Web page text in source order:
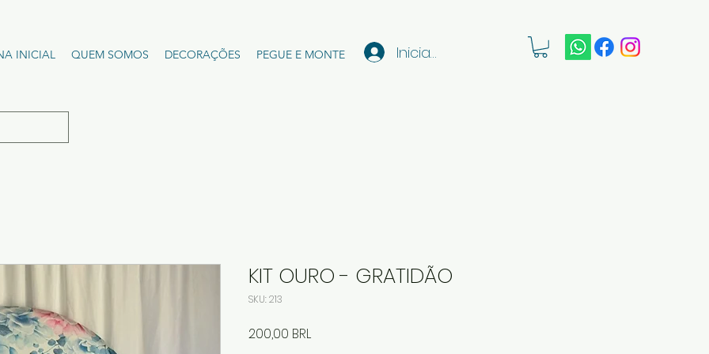
INICIAL QUEM SOMOS DECORAÇÕES PEGUE E MONTE Iniciar sesión
KIT OURO - GRATIDÃO
SKU: 213
200,00 BRLPrecio